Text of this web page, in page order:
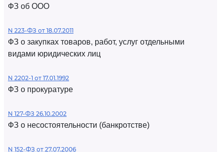
ФЗ об ООО
N 223-ФЗ от 18.07.2011
ФЗ о закупках товаров, работ, услуг отдельными
видами юридических лиц
N 2202-1 от 17.01.1992
ФЗ о прокуратуре
N 127-ФЗ 26.10.2002
ФЗ о несостоятельности (банкротстве)
N 152-ФЗ от 27.07.2006